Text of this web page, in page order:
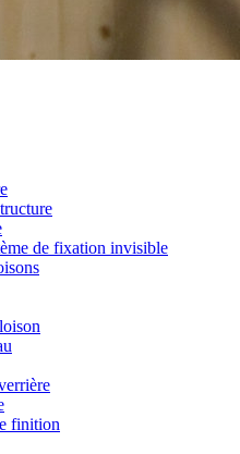
de fixation invisible
finition